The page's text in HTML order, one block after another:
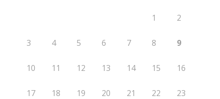
1 2
3 4 5 6 7 8 9
10 11 12 13 14 15 16
17 18 19 20 21 22 23